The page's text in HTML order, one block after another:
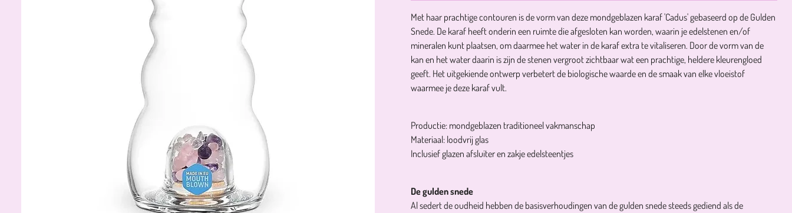
Met haar prachtige contouren is de vorm van deze mondgeblazen karaf 'Cadus' gebaseerd op de Gulden
Snede. De karaf heeft onderin een ruimte die afgesloten kan worden, waarin je edelstenen en/of
mineralen kunt plaatsen, om daarmee het water in de karaf extra te vitaliseren. Door de vorm van de
kan en het water daarin is zijn de stenen vergroot zichtbaar wat een prachtige, heldere kleurengloed
geeft. Het uitgekiende ontwerp verbetert de biologische waarde en de smaak van elke vloeistof
waarmee je deze karaf vult.
Productie: mondgeblazen traditioneel vakmanschap
Materiaal: loodvrij glas
Inclusief glazen afsluiter en zakje edelsteentjes
De gulden snede
Al sedert de oudheid hebben de basisverhoudingen van de gulden snede steeds gediend als de